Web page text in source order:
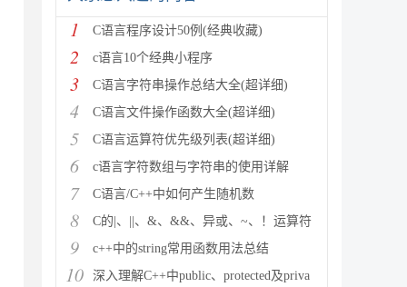
1 C语言程序设计50例(经典收藏)
2 c语言10个经典小程序
3 C语言字符串操作总结大全(超详细)
4 C语言文件操作函数大全(超详细)
5 C语言运算符优先级列表(超详细)
6 c语言字符数组与字符串的使用详解
7 C语言/C++中如何产生随机数
8 C的|、||、&、&&、异或、~、！运算符
9 c++中的string常用函数用法总结
10 深入理解C++中public、protected及priva